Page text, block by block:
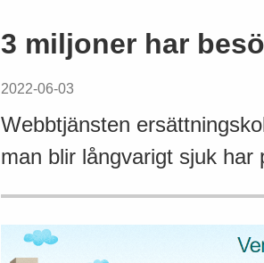
3 miljoner har
2022-06-03
Webbtjänsten
man blir långvarigt sjuk har